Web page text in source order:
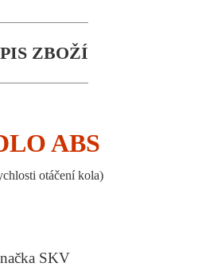
ZBOŽÍ
ABS
otáčení kola)
SKV